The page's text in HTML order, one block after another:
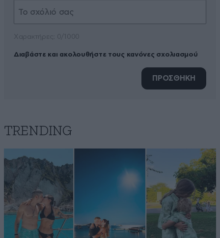
Διαβάστε και ακολουθήστε τους κανόνες σχολιασμού
ΠΡΟΣΘΗΚΗ
TRENDING